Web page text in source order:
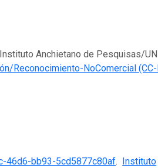
Anchietano de Pesquisas/
Reconocimiento-NoComercial (CC-
46d6-bb93-5cd5877c80af.
Instituto